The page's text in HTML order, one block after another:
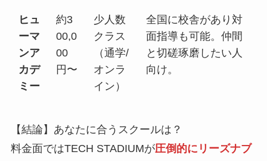
ヒュ
ーマ
ンア
カデ
ミー
約3
00,0
00
円〜
少人数
クラス
（通学/
オンラ
イン）
全国に校舎があり対
面指導も可能。仲間
と切磋琢磨したい人
向け。
【結論】あなたに合うスクールは？
料金面ではTECH STADIUMが圧倒的にリーズナブ